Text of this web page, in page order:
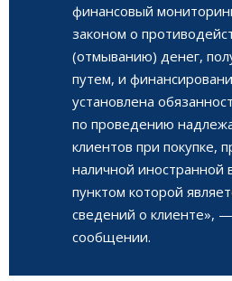
финансовый
законом о
(отмыванию) денег,
путем, и
установлена
по проведению
клиентов при покупке,
наличной иностранной
пунктом которой
сведений о клиенте», —
сообщении.